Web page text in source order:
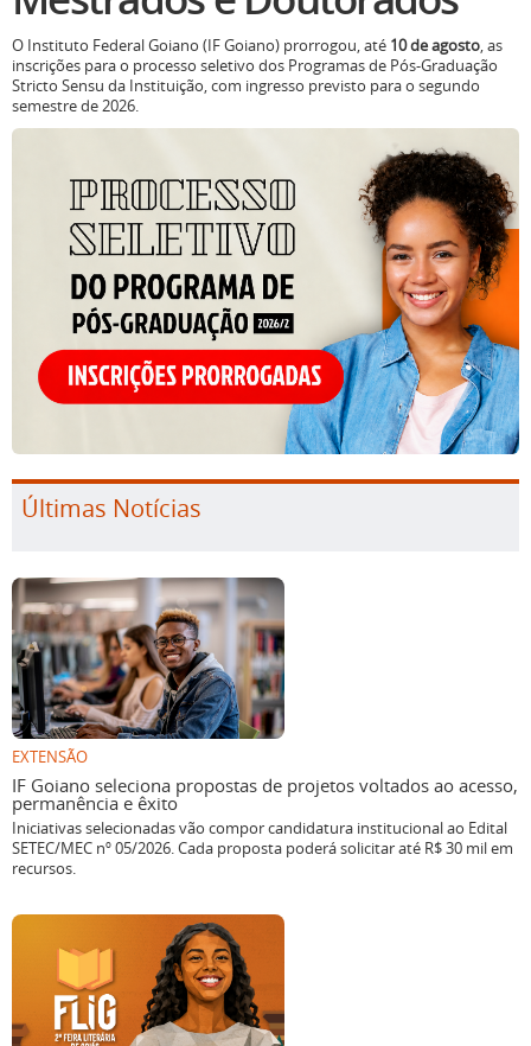
O Instituto Federal Goiano (IF Goiano) prorrogou, até 10 de agosto, as
inscrições para o processo seletivo dos Programas de Pós-Graduação
Stricto Sensu da Instituição, com ingresso previsto para o segundo
semestre de 2026.
Últimas Notícias
EXTENSÃO
IF Goiano seleciona propostas de projetos voltados ao acesso,
permanência e êxito
Iniciativas selecionadas vão compor candidatura institucional ao Edital
SETEC/MEC nº 05/2026. Cada proposta poderá solicitar até R$ 30 mil em
recursos.